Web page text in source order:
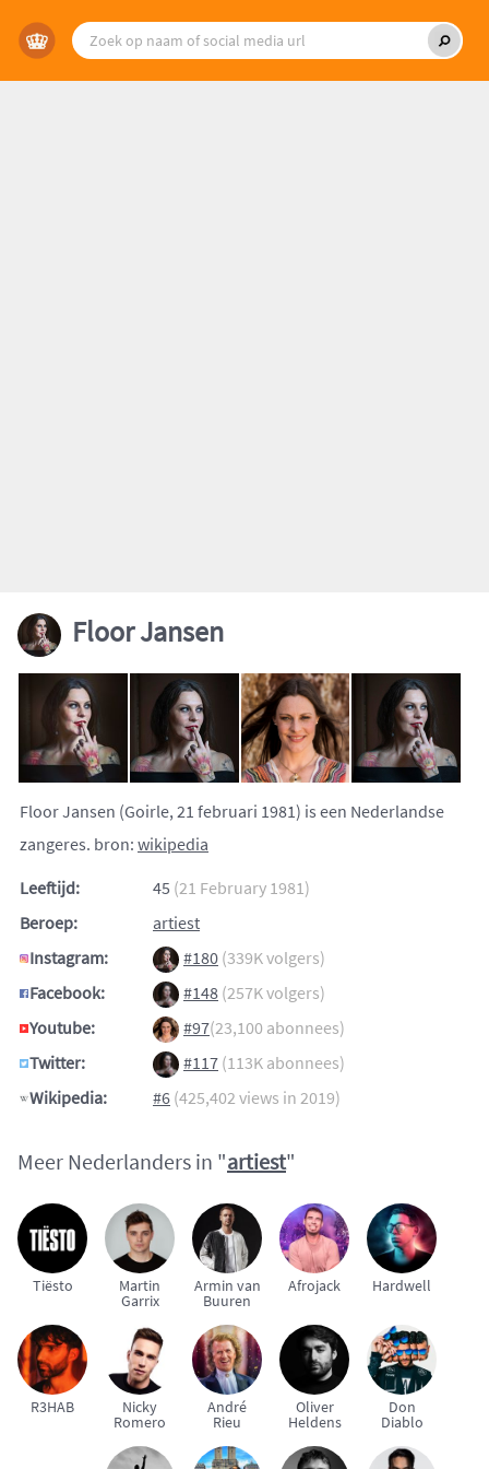
Floor Jansen
Floor Jansen (Goirle, 21 februari 1981) is een Nederlandse
zangeres. bron: wikipedia
Leeftijd:
45 (21 February 1981)
Beroep:
artiest
Instagram:
#180 (339K volgers)
Facebook:
#148 (257K volgers)
Youtube:
#97(23,100 abonnees)
Twitter:
#117 (113K abonnees)
Wikipedia:
#6 (425,402 views in 2019)
Meer Nederlanders in "artiest"
Tiësto Martin
Garrix
Armin van
Buuren
Afrojack Hardwell
R3HAB Nicky
Romero
André
Rieu
Oliver
Heldens
Don
Diablo